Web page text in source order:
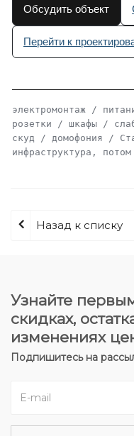
Обсудить объект
Перейти к
электромонтаж /
розетки / шкафы /
скуд / домофония /
инфраструктура, потом
Назад к списку
Узнайте
скидках,
изменениях
Подпишитесь на